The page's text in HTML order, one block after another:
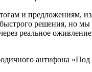
и предложениям,
решения, но мы
реальное
антифона